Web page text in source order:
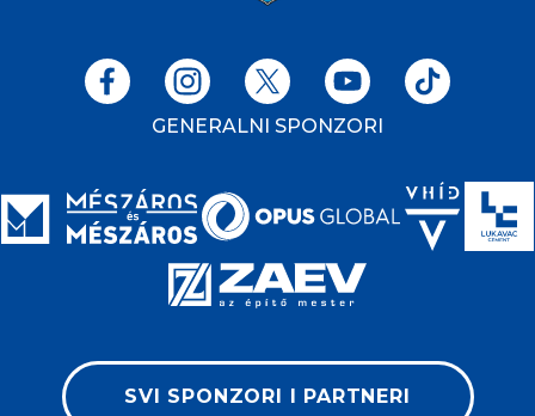
GENERALNI SPONZORI
SVI SPONZORI I PARTNERI